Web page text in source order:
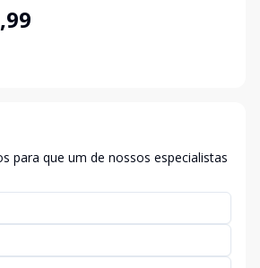
para que um de nossos especialistas